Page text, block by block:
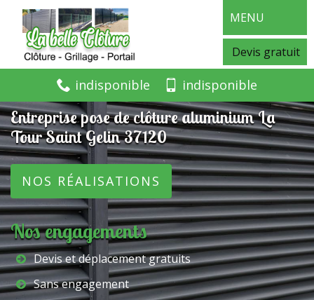
MENU
Devis gratuit
indisponible indisponible
Entreprise pose de clôture aluminium La
Tour Saint Gelin 37120
NOS RÉALISATIONS
Nos engagements
Devis et déplacement gratuits
Sans engagement